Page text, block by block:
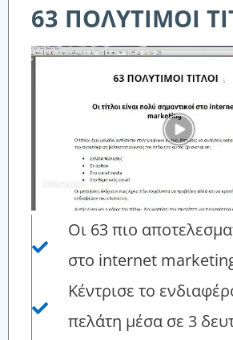
63 ΠΟΛΥΤΙΜΟΙ
Οι 63 πιο
στο internet
Κέντρισε το
πελάτη μέσα σε 3